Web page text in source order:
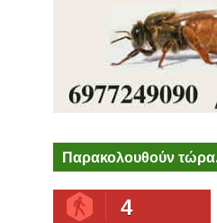
Παρακολουθούν
4